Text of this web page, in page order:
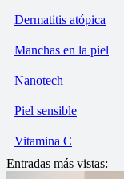
Dermatitis atópica
Manchas en la piel
Nanotech
Piel sensible
Vitamina C
Entradas más vistas: